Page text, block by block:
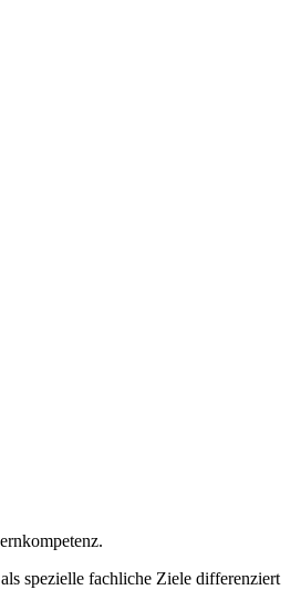
spezielle fachliche Ziele differenziert